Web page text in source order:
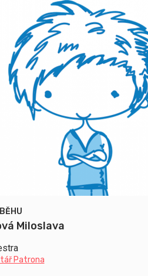
Miloslava
Patrona